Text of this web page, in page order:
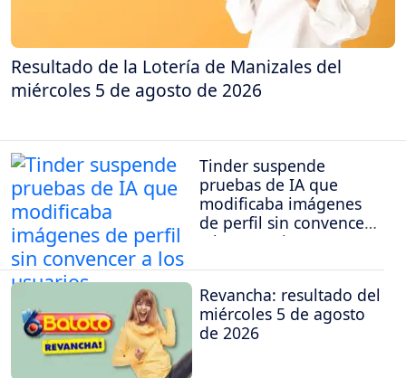
Resultado de la Lotería de Manizales del
miércoles 5 de agosto de 2026
Tinder suspende
pruebas de IA que
modificaba imágenes
de perfil sin convencer
a los usuarios
Revancha: resultado del
miércoles 5 de agosto
de 2026